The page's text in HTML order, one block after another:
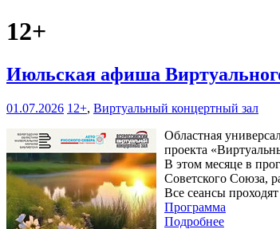
12+
Июльская афиша
01.07.2026 12+, Виртуальный концертный зал
Областная
проекта
В этом месяце в
Советского Союза,
Все сеансы
Программа
Подробнее